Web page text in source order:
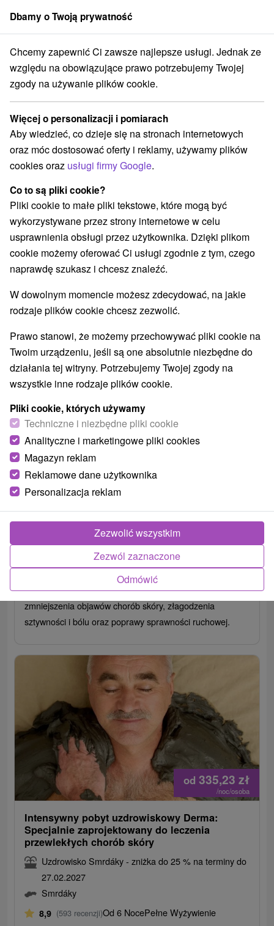
członek grupySorger
na Słowacji Západné Slovensko Trnavský kraj Smrdáky
Bony wakacyjne na Słowacji
Smrdáky
Kategorie
Wszystkie kategorie
Pobyty z rabatem
Wellness pobyty(1) Wyjazdy weekendowe
Pobyty dla seniorów(1)
Wybierz lokalizację lub datę
WSZYSTKO NAJTAŃSZE NAJDROŻSZE
od313,61
Tradycyjny uzdrowiskowy pobyt Derma:
Kompleksowy zabieg spa dla zdrowej skóry i
łatwiejszego poruszania się
Smrdáky
8,9 (593 recenzji)Od 6 NocePełne Wyżywienie
Kompleksowy program leczniczy prowadzący do
zmniejszenia objawów chorób skóry, złagodzenia
sztywności i bólu oraz poprawy sprawności ruchowej.
od 335,23 zł
/noc/osoba
Intensywny pobyt uzdrowiskowy Derma:
Specjalnie zaprojektowany do leczenia
przewlekłych chorób skóry
Uzdrowisko Smrdáky - zniżka do 25 % na terminy do
27.02.2027
Smrdáky
8,9 (593 recenzji)Od 6 NocePełne Wyżywienie
Dbamy o Twoją prywatność
Chcemy zapewnić Ci zawsze najlepsze usługi. Jednak ze
względu na obowiązujące prawo potrzebujemy Twojej
zgody na używanie plików cookie.
Więcej o personalizacji i pomiarach
Aby wiedzieć, co dzieje się na stronach internetowych
oraz móc dostosować oferty i reklamy, używamy plików
cookies oraz usługi firmy Google.
Co to są pliki cookie?
Pliki cookie to małe pliki tekstowe, które mogą być
wykorzystywane przez strony internetowe w celu
usprawnienia obsługi przez użytkownika. Dzięki plikom
cookie możemy oferować Ci usługi zgodnie z tym, czego
naprawdę szukasz i chcesz znaleźć.
W dowolnym momencie możesz zdecydować, na jakie
rodzaje plików cookie chcesz zezwolić.
Prawo stanowi, że możemy przechowywać pliki cookie na
Twoim urządzeniu, jeśli są one absolutnie niezbędne do
działania tej witryny. Potrzebujemy Twojej zgody na
wszystkie inne rodzaje plików cookie.
Pliki cookie, których używamy
Techniczne i niezbędne pliki cookie
Analityczne i marketingowe pliki cookies
Magazyn reklam
Reklamowe dane użytkownika
Personalizacja reklam
Odmówić
Zezwól zaznaczone
Zezwolić wszystkim